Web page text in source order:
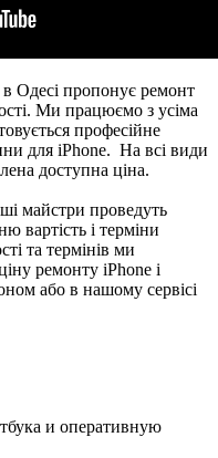
Одесі пропонує ремонт
Ми працюємо з усіма
професійне
для iPhone. На всі види
​​доступна ціна.
майстри проведуть
вартість і терміни
та термінів ми
ремонту iPhone і
або в нашому сервісі
и оперативную